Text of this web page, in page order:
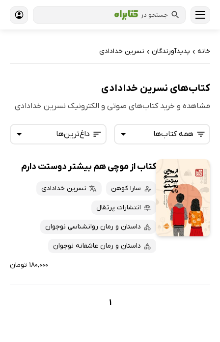
جستجو در
خانه › پدیدآورندگان › نسرین خدادادی
کتاب‌های نسرین خدادادی
مشاهده و خرید کتاب‌های صوتی و الکترونیک نسرین خدادادی
داغ‌ترین‌ها
تازه‌ها
داغ‌ترین‌ها
پرفروش‌ها
پربحث‌ها
ارزان ترین‌ها
همه کتاب‌ها
همه کتاب‌ها
کتاب‌های صوتی
کتاب‌های متنی
کتاب از موچی هم بیشتر دوستت دارم
سارا کوهن نسرین خدادادی
انتشارات پرتقال
داستان و رمان روانشناسی نوجوان
داستان و رمان عاشقانه نوجوان
۱۸۰,۰۰۰ تومان
1